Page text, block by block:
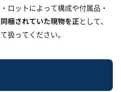
ロットによって構成や付属品・
梱されていた現物を正として、
扱ってください。